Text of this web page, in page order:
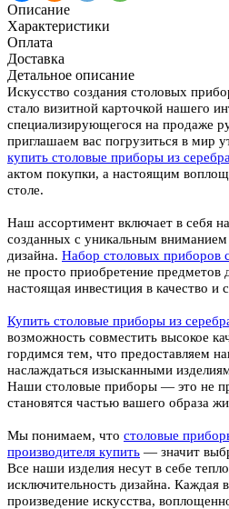
Описание
Характеристики
Оплата
Доставка
Детальное описание
Искусство создания столовых
стало визитной карточкой нашего
специализирующегося на продаже
приглашаем вас погрузиться в мир
купить столовые приборы из серебра
актом покупки, а настоящим
столе.
Наш ассортимент включает в себя
созданных с уникальным
дизайна. Набор столовых приборов
не просто приобретение предметов
настоящая инвестиция в качество и
Купить столовые приборы из
возможность совместить высокое
гордимся тем, что предоставляем
наслаждаться изысканными
Наши столовые приборы — это не
становятся частью вашего образа
Мы понимаем, что столовые
производителя купить — значит
Все наши изделия несут в себе
исключительность дизайна. Каждая
произведение искусства,